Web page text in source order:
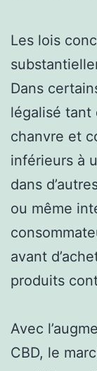
Les lois
Dans
légalisé tant
chanvre et
inférieurs à
dans
ou même
avant
produits
Avec
CBD, le